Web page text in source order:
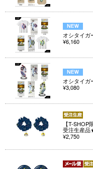
オシタイガ
¥6,160
オシタイガ
¥3,080
【T-
受注生産
¥2,750